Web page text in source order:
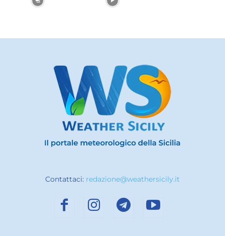
Contattaci: redazione@weathersicily.it